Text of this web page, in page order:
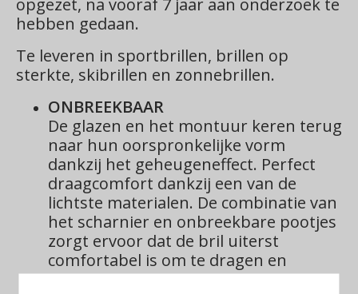
opgezet, na vooraf 7 jaar aan onderzoek te
hebben gedaan.
Te leveren in sportbrillen, brillen op
sterkte, skibrillen en zonnebrillen.
ONBREEKBAAR
De glazen en het montuur keren terug
naar hun oorspronkelijke vorm
dankzij het geheugeneffect. Perfect
draagcomfort dankzij een van de
lichtste materialen. De combinatie van
het scharnier en onbreekbare pootjes
zorgt ervoor dat de bril uiterst
comfortabel is om te dragen en
gelijkmatig op je hoofd past.